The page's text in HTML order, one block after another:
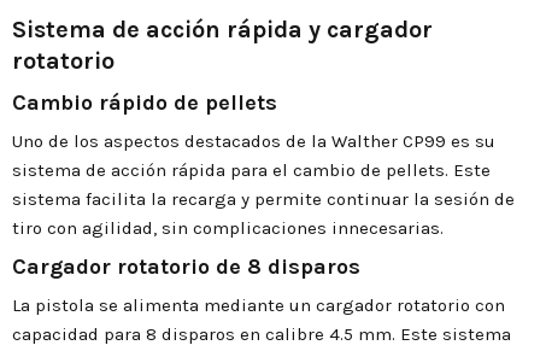
Sistema de acción rápida y cargador
rotatorio
Cambio rápido de pellets
Uno de los aspectos destacados de la Walther CP99 es su
sistema de acción rápida para el cambio de pellets. Este
sistema facilita la recarga y permite continuar la sesión de
tiro con agilidad, sin complicaciones innecesarias.
Cargador rotatorio de 8 disparos
La pistola se alimenta mediante un cargador rotatorio con
capacidad para 8 disparos en calibre 4.5 mm. Este sistema